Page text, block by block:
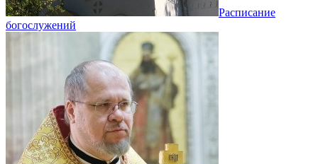
Расписание
богослужений